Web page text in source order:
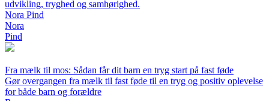
udvikling, tryghed og samhørighed.
Nora Pind
Nora
Pind
Fra mælk til mos: Sådan får dit barn en tryg start på fast føde
Gør overgangen fra mælk til fast føde til en tryg og positiv oplevelse
for både barn og forældre